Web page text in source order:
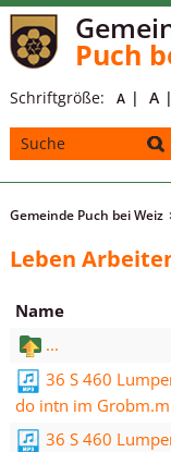
Puch
Schriftgröße: A A
Gemeinde Puch bei Weiz
Leben
Name
...
36 S 460
do intn im
36 S 460